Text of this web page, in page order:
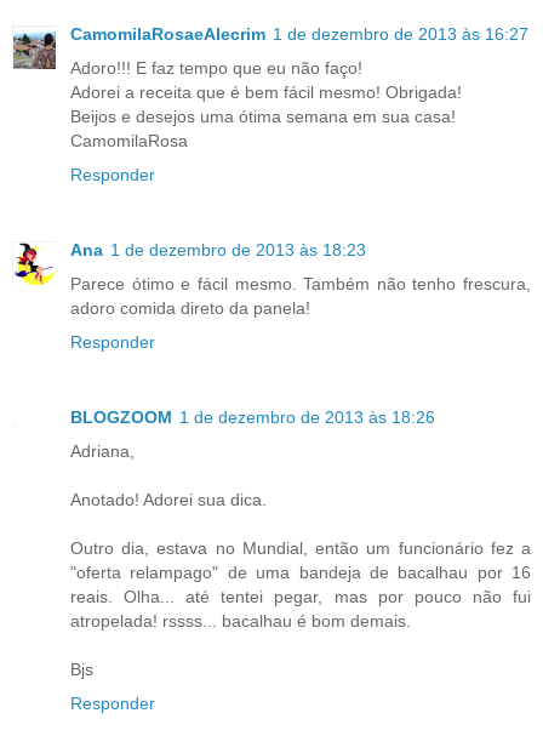
CamomilaRosaeAlecrim 1 de dezembro de 2013 às 16:27
Adoro!!! E faz tempo que eu não faço!
Adorei a receita que é bem fácil mesmo! Obrigada!
Beijos e desejos uma ótima semana em sua casa!
CamomilaRosa
Responder
Ana 1 de dezembro de 2013 às 18:23
Parece ótimo e fácil mesmo. Também não tenho frescura,
adoro comida direto da panela!
Responder
BLOGZOOM 1 de dezembro de 2013 às 18:26
Adriana,
Anotado! Adorei sua dica.
Outro dia, estava no Mundial, então um funcionário fez a
"oferta relampago" de uma bandeja de bacalhau por 16
reais. Olha... até tentei pegar, mas por pouco não fui
atropelada! rssss... bacalhau é bom demais.
Bjs
Responder